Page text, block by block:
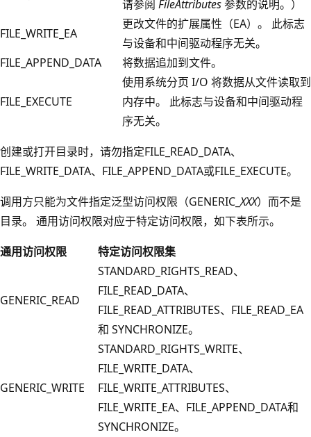
请参阅 FileAttributes参数的说明。）
FILE_WRITE_EA
更改文件的扩展属性（EA）。 此标志
与设备和中间驱动程序无关。
FILE_APPEND_DATA
将数据追加到文件。
FILE_EXECUTE
使用系统分页 I/O 将数据从文件读取到
内存中。 此标志与设备和中间驱动程
序无关。
创建或打开目录时，请勿指定FILE_READ_DATA、
FILE_WRITE_DATA、FILE_APPEND_DATA或FILE_EXECUTE。
调用方只能为文件指定泛型访问权限（GENERIC_XXX）而不是
目录。 通用访问权限对应于特定访问权限，如下表所示。
通用访问权限
特定访问权限集
GENERIC_READ
STANDARD_RIGHTS_READ、
FILE_READ_DATA、
FILE_READ_ATTRIBUTES、FILE_READ_EA
和 SYNCHRONIZE。
GENERIC_WRITE
STANDARD_RIGHTS_WRITE、
FILE_WRITE_DATA、
FILE_WRITE_ATTRIBUTES、
FILE_WRITE_EA、FILE_APPEND_DATA和
SYNCHRONIZE。